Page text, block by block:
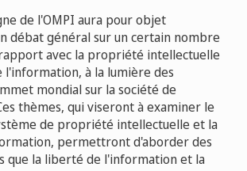
de l'OMPI aura pour objet
débat général sur un certain nombre
avec la propriété intellectuelle
l'information, à la lumière des
mondial sur la société de
thèmes, qui viseront à examiner le
de propriété intellectuelle et la
permettront d'aborder des
que la liberté de l'information et la